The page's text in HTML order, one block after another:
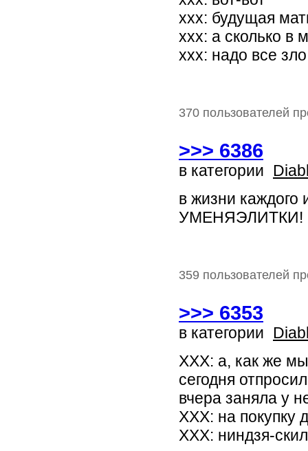
xxx: будущая
xxx: а сколько в
xxx: надо все
370 пользователей
>>> 6386
в категории
в жизни каждого
УМЕНЯЭЛИТКИ!
359 пользователей
>>> 6353
в категории
XXX: а, как же
сегодня
вчера заняла у
XXX: на покупку
XXX: ниндзя-